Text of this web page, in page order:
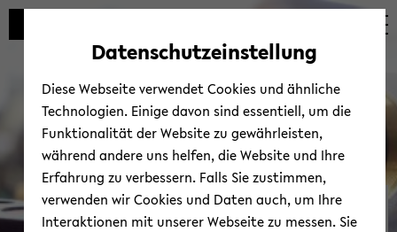
Automatische
vermeiden
skip
main
skip
main
skip
footer
Pres­se und Me­di­en
Datenschutzeinstellung
Diese Webseite verwendet Cookies und ähnliche
Technologien. Einige davon sind essentiell, um die
Funktionalität der Website zu gewährleisten,
während andere uns helfen, die Website und Ihre
Erfahrung zu verbessern. Falls Sie zustimmen,
verwenden wir Cookies und Daten auch, um Ihre
Interaktionen mit unserer Webseite zu messen. Sie